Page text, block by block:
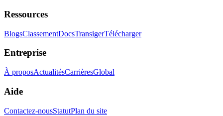
Ressources
BlogsClassementDocsTransigerTélécharger
Entreprise
À proposActualitésCarrièresGlobal
Aide
Contactez-nousStatutPlan du site